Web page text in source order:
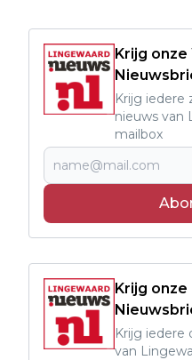
Krijg
Krijg iedere
nieuws van
mailbox
Krijg
Krijg iedere
van